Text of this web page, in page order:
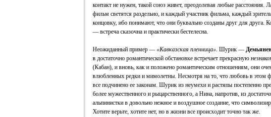
контакт не нужен, такой союз живет, преодолевая любые расстояния.
фильм светятся раздельно, и каждый участник фильма, каждый
концовку, ибо понимают, что они буквально созданы друг для друга.
— встреча сказочна и практически бестелесна.
Неожиданный пример — «Кавказская пленница». Шурик —
в достаточно романтической обстановке встречает прекрасную
(Кабан), и вновь, как и положено романтическим отношениям, они
влюбленных редки и мимолетны. Несмотря на то, что любовь в этом
все подчинено ее законам. Шурик из неумехи и растяпы постепенно
более мужественного и рыцарственного, а Нина, напротив, из
альпинистки в довольно нежное и воздушное создание, что
Хотите верьте, хотите нет, но в жизни все происходит точно так же.